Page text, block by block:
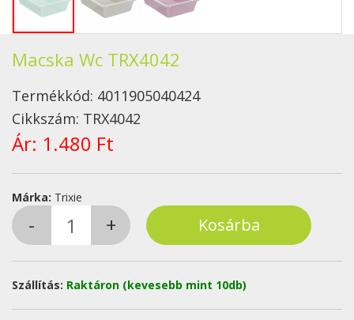
Macska Wc TRX4042
Termékkód: 4011905040424
Cikkszám: TRX4042
Ár: 1.480 Ft
Márka: Trixie
Szállítás: Raktáron (kevesebb mint 10db)